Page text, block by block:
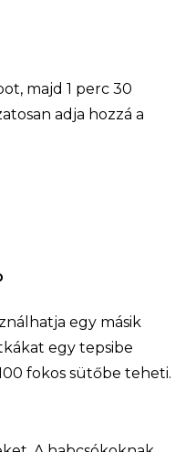
majd 1 perc 30
adja hozzá a
egy másik
egy tepsibe
fokos sütőbe teheti.